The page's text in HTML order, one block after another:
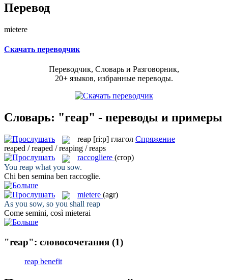
Перевод
mietere
Скачать переводчик
Переводчик, Словарь и Разговорник,
20+ языков, избранные переводы.
Словарь: "reap" - переводы и примеры
reap [ri:p] глагол Спряжение
reaped / reaped / reaping / reaps
raccogliere (crop)
You reap what you sow.
Chi ben semina ben raccoglie.
mietere (agr)
As you sow, so you shall reap
Come semini, così mieterai
"reap": словосочетания (1)
reap benefit